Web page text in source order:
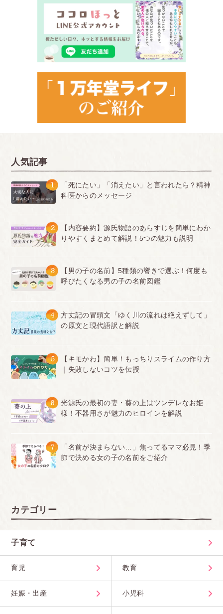
人気記事
1
「死にたい」「消えたい」と言われたら？精神
科医からのメッセージ
2
【内容要約】源氏物語のあらすじを簡単にわか
りやすくまとめて解説！5つの魅力も説明
3
【男の子の名前】5種類の響きで選ぶ！何度も
呼びたくなる男の子の名前図鑑
4
方丈記の冒頭文「ゆく川の流れは絶えずして」
の原文と現代語訳と解説
5
【キモかわ】簡単！もっちりスライムの作り方
｜失敗しないコツを伝授
6
光源氏の最初の妻・葵の上はツンデレなお姫
様！不器用さが魅力のヒロインを解説
7
「名前が決まらない…」焦ってるママ必見！季
節で決める女の子の名前をご紹介
カテゴリー
子育て
育児 教育
妊娠・出産 小児科